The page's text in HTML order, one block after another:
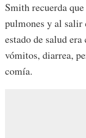
Smith recuerda
pulmones y al salir
estado de salud
vómitos, diarrea,
comía.